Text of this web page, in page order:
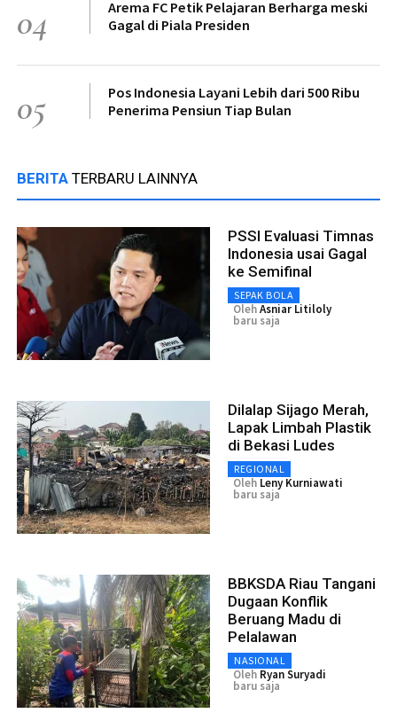
04
Arema FC Petik Pelajaran Berharga meski
Gagal di Piala Presiden
05
Pos Indonesia Layani Lebih dari 500 Ribu
Penerima Pensiun Tiap Bulan
BERITA TERBARU LAINNYA
PSSI Evaluasi Timnas
Indonesia usai Gagal
ke Semifinal
SEPAK BOLA
OlehAsniar Litiloly
baru saja
Dilalap Sijago Merah,
Lapak Limbah Plastik
di Bekasi Ludes
REGIONAL
Oleh Leny Kurniawati
baru saja
BBKSDA Riau Tangani
Dugaan Konflik
Beruang Madu di
Pelalawan
NASIONAL
Oleh Ryan Suryadi
baru saja